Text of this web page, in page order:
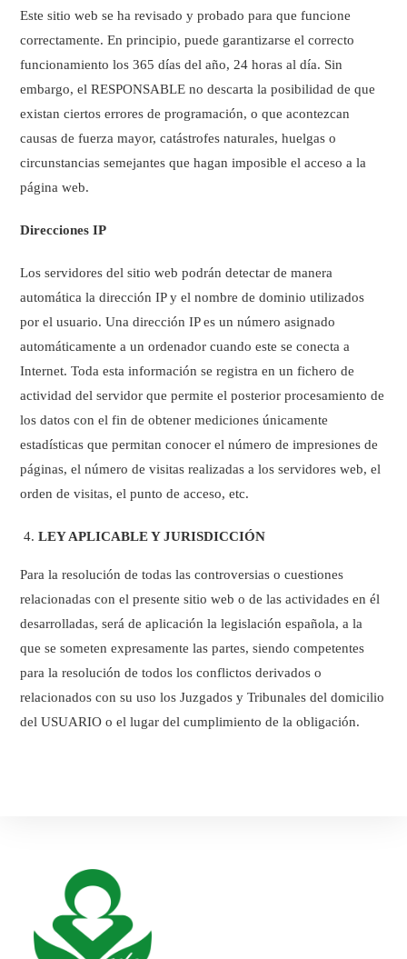
Este sitio web se ha revisado y probado para que funcione
correctamente. En principio, puede garantizarse el correcto
funcionamiento los 365 días del año, 24 horas al día. Sin
embargo, el RESPONSABLE no descarta la posibilidad de que
existan ciertos errores de programación, o que acontezcan
causas de fuerza mayor, catástrofes naturales, huelgas o
circunstancias semejantes que hagan imposible el acceso a la
página web.
Direcciones IP
Los servidores del sitio web podrán detectar de manera
automática la dirección IP y el nombre de dominio utilizados
por el usuario. Una dirección IP es un número asignado
automáticamente a un ordenador cuando este se conecta a
Internet. Toda esta información se registra en un fichero de
actividad del servidor que permite el posterior procesamiento de
los datos con el fin de obtener mediciones únicamente
estadísticas que permitan conocer el número de impresiones de
páginas, el número de visitas realizadas a los servidores web, el
orden de visitas, el punto de acceso, etc.
LEY APLICABLE Y JURISDICCIÓN
Para la resolución de todas las controversias o cuestiones
relacionadas con el presente sitio web o de las actividades en él
desarrolladas, será de aplicación la legislación española, a la
que se someten expresamente las partes, siendo competentes
para la resolución de todos los conflictos derivados o
relacionados con su uso los Juzgados y Tribunales del domicilio
del USUARIO o el lugar del cumplimiento de la obligación.